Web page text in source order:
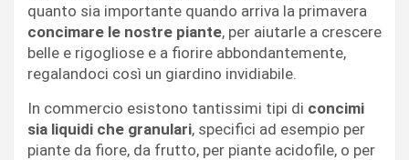
quanto sia importante quando arriva la primavera
concimare le nostre piante, per aiutarle a crescere
belle e rigogliose e a fiorire abbondantemente,
regalandoci così un giardino invidiabile.
In commercio esistono tantissimi tipi di concimi
sia liquidi che granulari, specifici ad esempio per
piante da fiore, da frutto, per piante acidofile, o per